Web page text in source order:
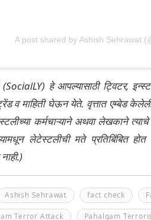
A post shared by Ashish Sehrawat
हे आपल्यासाठी ट्विटर,
व माहिती घेऊन येते. वृत्तात एम्बेड
कर्मचाऱ्याने अथवा लेखकाने त्याचे
लेटेस्टलीची मते प्रतिबिंबित
Ashish Sehrawat fact check
Terror Attack Pahalgam